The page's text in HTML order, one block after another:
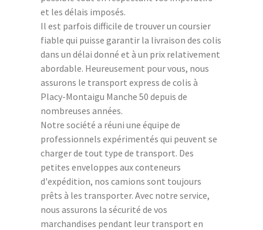
et les délais imposés.
Il est parfois difficile de trouver un coursier
fiable qui puisse garantir la livraison des colis
dans un délai donné et à un prix relativement
abordable. Heureusement pour vous, nous
assurons le transport express de colis à
Placy-Montaigu Manche 50 depuis de
nombreuses années.
Notre société a réuni une équipe de
professionnels expérimentés qui peuvent se
charger de tout type de transport. Des
petites enveloppes aux conteneurs
d'expédition, nos camions sont toujours
prêts à les transporter. Avec notre service,
nous assurons la sécurité de vos
marchandises pendant leur transport en